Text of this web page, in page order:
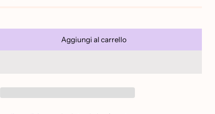
Aggiungi al carrello